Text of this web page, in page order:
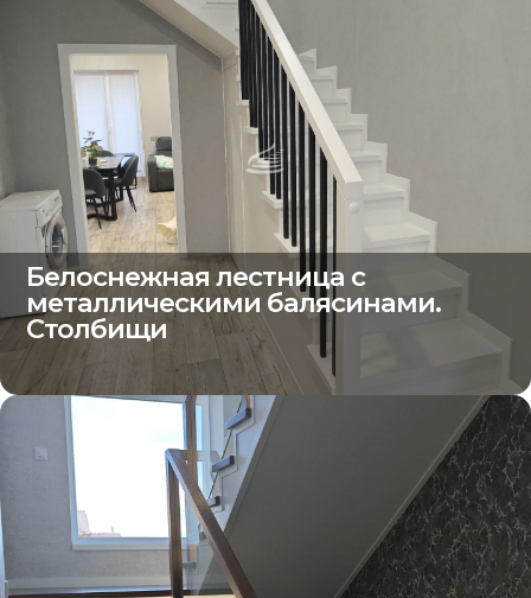
Белоснежная лестница с
металлическими балясинами.
Столбищи